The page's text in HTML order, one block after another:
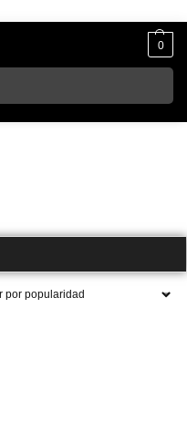
0
superiores a $250.000